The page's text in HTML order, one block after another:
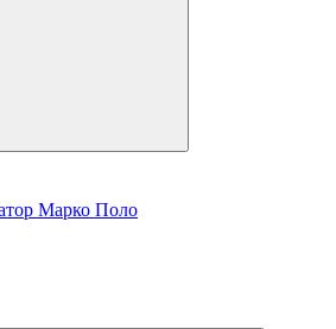
Марко Поло